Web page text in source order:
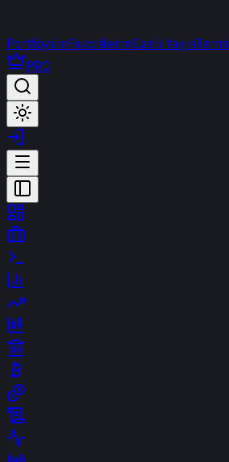
PortföyümFavorilerimCanlı Yayın
PRO